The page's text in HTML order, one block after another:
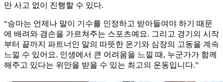
만 사고 없이 진행할 수 있다.
“승마는 언제나 말이 기수를 인정하고 받아들여야 하기 때문
에 배려와 겸손을 가르쳐주는 스포츠예요. 그리고 경기의 시작
부터 끝까지 파트너인 말의 따뜻한 온기와 심장의 고동을 계속
느낄 수 있어요. 인생에서 큰 어려움을 느낄 때, 누군가가 함께
해주고 있다는 위안을 받을 수 있는 최고의 운동입니다.”